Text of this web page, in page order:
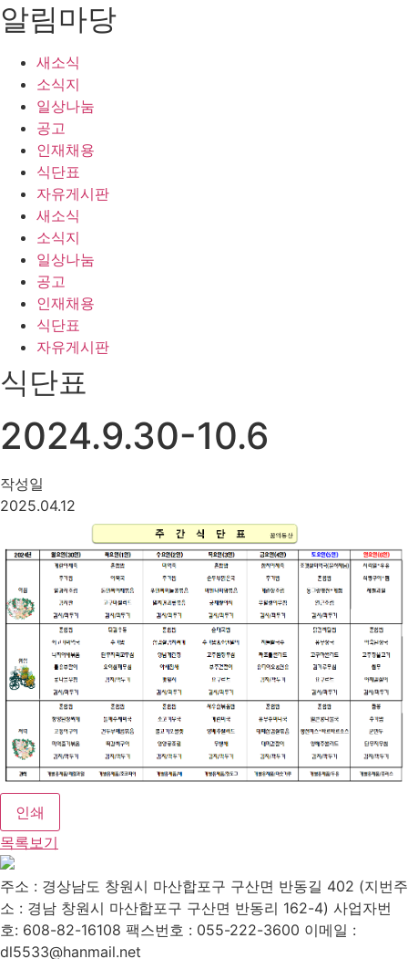
알림마당
새소식
소식지
일상나눔
공고
인재채용
식단표
자유게시판
새소식
소식지
일상나눔
공고
인재채용
식단표
자유게시판
식단표
2024.9.30-10.6
작성일
2025.04.12
인쇄
목록보기
주소 : 경상남도 창원시 마산합포구 구산면 반동길 402 (지번주
소 : 경남 창원시 마산합포구 구산면 반동리 162-4) 사업자번
호: 608-82-16108 팩스번호 : 055-222-3600 이메일 :
dl5533@hanmail.net